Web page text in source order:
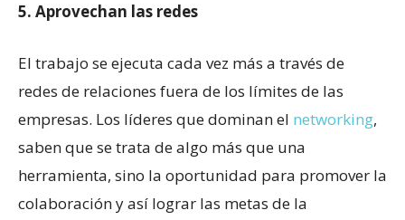
5. Aprovechan las redes
El trabajo se ejecuta cada vez más a través de
redes de relaciones fuera de los límites de las
empresas. Los líderes que dominan el networking,
saben que se trata de algo más que una
herramienta, sino la oportunidad para promover la
colaboración y así lograr las metas de la